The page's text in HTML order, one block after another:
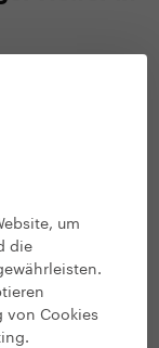
um
die
von Cookies
.